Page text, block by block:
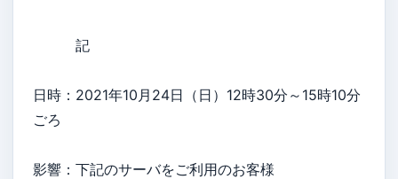
記
日時：2021年10月24日（日）12時30分～15時10分
ごろ
影響：下記のサーバをご利用のお客様